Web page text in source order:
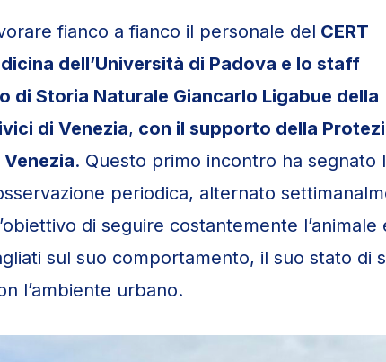
fianco a fianco il personale del CERT
dell’Università di Padova e lo staff
di Storia Naturale Giancarlo Ligabue della
di Venezia, con il supporto della
. Questo primo incontro ha segnato
periodica, alternato
di seguire costantemente l’animale
sul suo comportamento, il suo stato di
l’ambiente urbano.